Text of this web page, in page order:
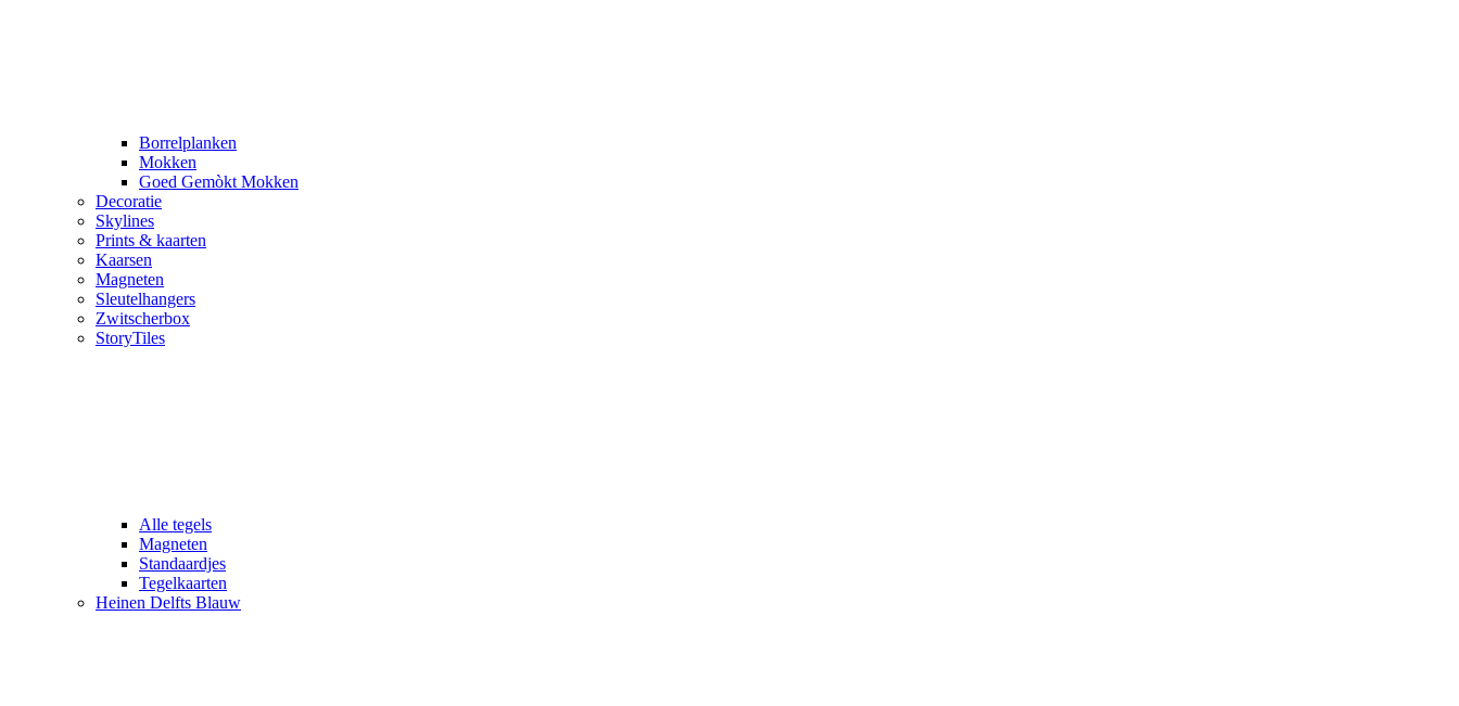
Borrelplanken
Mokken
Goed Gemòkt Mokken
Decoratie
Skylines
Prints & kaarten
Kaarsen
Magneten
Sleutelhangers
Zwitscherbox
StoryTiles
Alle tegels
Magneten
Standaardjes
Tegelkaarten
Heinen Delfts Blauw